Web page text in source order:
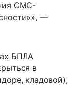
СМС-
—
БПЛА
в
кладовой),